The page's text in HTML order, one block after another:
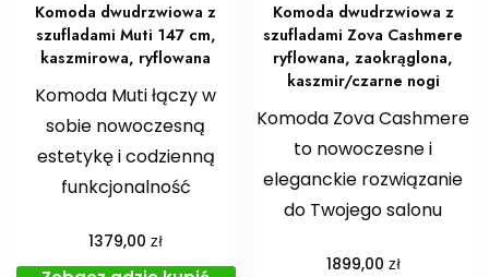
Komoda dwudrzwiowa z
szufladami Muti 147 cm,
kaszmirowa, ryflowana
Komoda Muti łączy w
sobie nowoczesną
estetykę i codzienną
funkcjonalność
1379,00zł
Komoda dwudrzwiowa z
szufladami Zova Cashmere
ryflowana, zaokrąglona,
kaszmir/czarne nogi
Komoda Zova Cashmere
to nowoczesne i
eleganckie rozwiązanie
do Twojego salonu
1899,00 zł